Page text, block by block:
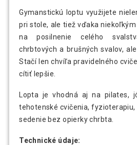
Gymanstickú loptu využijete
pri stole, ale tiež vďaka
na posilnenie celého
chrbtových a brušných svalov,
Stačí len chvíľa pravidelného
cítiť lepšie.
Lopta je vhodná aj na pilates,
tehotenské cvičenia, fyzioterapiu,
sedenie bez opierky chrbta.
Technické údaje: